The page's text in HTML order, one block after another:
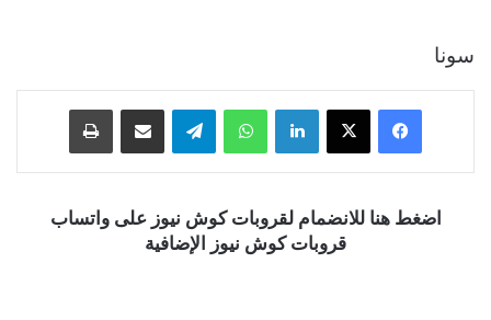
سونا
فيسبوك ‫X لينكدإن واتساب تيلقرام
اضغط هنا للانضمام لقروبات كوش نيوز على واتساب
قروبات كوش نيوز الإضافية